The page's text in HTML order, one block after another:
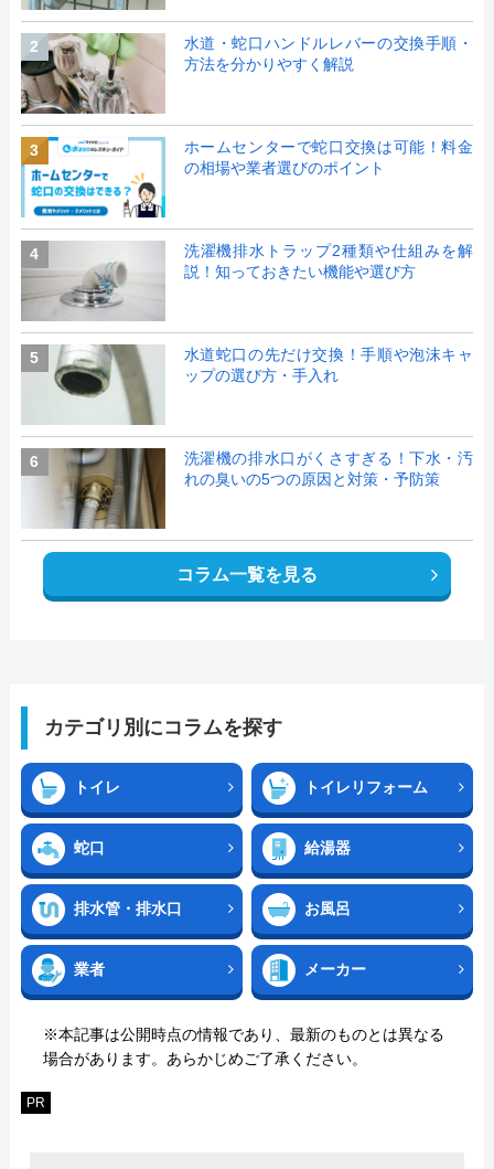
2
水道・蛇口ハンドルレバーの交換手順・
方法を分かりやすく解説
3
ホームセンターで蛇口交換は可能！料金
の相場や業者選びのポイント
4
洗濯機排水トラップ2種類や仕組みを解
説！知っておきたい機能や選び方
5
水道蛇口の先だけ交換！手順や泡沫キャ
ップの選び方・手入れ
6
洗濯機の排水口がくさすぎる！下水・汚
れの臭いの5つの原因と対策・予防策
コラム一覧を見る
カテゴリ別にコラムを探す
トイレ トイレリフォーム
蛇口 給湯器
排水管・排水口 お風呂
業者 メーカー
※本記事は公開時点の情報であり、最新のものとは異なる
場合があります。あらかじめご了承ください。
PR